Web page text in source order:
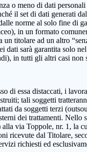
o meno di dati
il set di dati generati
norme al solo fine di
in un formato
titolare ad un altro
dati sarà garantita solo
in tutti gli altri casi non
di essa distaccati, i
tali soggetti
da soggetti terzi
dei trattamenti. Nello
alla via Toppole, nr. 1, la
ricevute dal Titolare,
richiesti ed